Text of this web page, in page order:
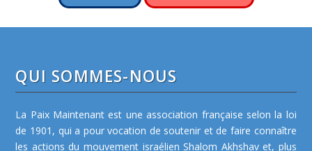
QUI SOMMES-NOUS
La Paix Maintenant est une association française selon la loi
de 1901, qui a pour vocation de soutenir et de faire connaître
les actions du mouvement israélien Shalom Akhshav et, plus